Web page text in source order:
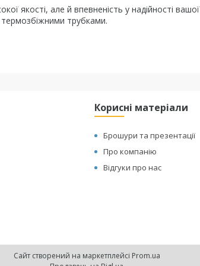
якості, але й впевненість у надійності вашої
термозбіжними трубками.
Корисні матеріали
Брошури та презентації
Про компанію
Відгуки про нас
Сайт створений на маркетплейсі Prom.ua